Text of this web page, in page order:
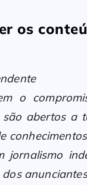
os
o
são abertos
jornalismo